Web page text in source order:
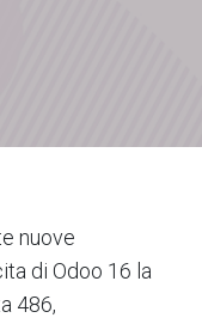
nuove
di Odoo 16 la
486,